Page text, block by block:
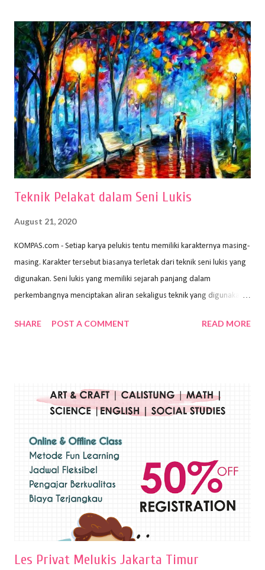
memiliki spesifikasi berbeda sesuai jenisnya. Berikut peralatan
menggambar bentuk: 1. Kertas Gambar Kegiatan menggambar
membutuhkan kertas yang baik agar proses pembuatan gambar lebih
nyaman dan maksimal. Bahan kertas yang baik salah satu syaratnya
adalah tidak mudah sobek, mengingat menggambar merupakan
proses menggores dan menghapus. Kertas adalah bahan yang paling
ideal digunakan untuk menggambar. Dalam menggambar
menggunakan pen...
Teknik Pelakat dalam Seni Lukis
August 21, 2020
KOMPAS.com - Setiap karya pelukis tentu memiliki karakternya masing-
masing. Karakter tersebut biasanya terletak dari teknik seni lukis yang
digunakan. Seni lukis yang memiliki sejarah panjang dalam
perkembangnya menciptakan aliran sekaligus teknik yang digunakan.
Wayan Kun Adnyana, teknik yang berbeda tentunya akan
menggunakan bahan dasar cat air, cat akrilik, atau cat minyak dengan
sapuan warna cat yang tebal. Dengan memberikan sapuan warna
pelukis untuk menghasilkan lukisan yang mempesona dan tentunya
bernilai tinggi. Ciri teknik plakat Ciri-ciri teknik plakat, yaitu: Sapuan
warna yang kental dan tebal. Hasil lukisan menutupi seluruh bagian
medianya Mem...
SHARE POST A COMMENT READ MORE
Les Privat Melukis Jakarta Timur